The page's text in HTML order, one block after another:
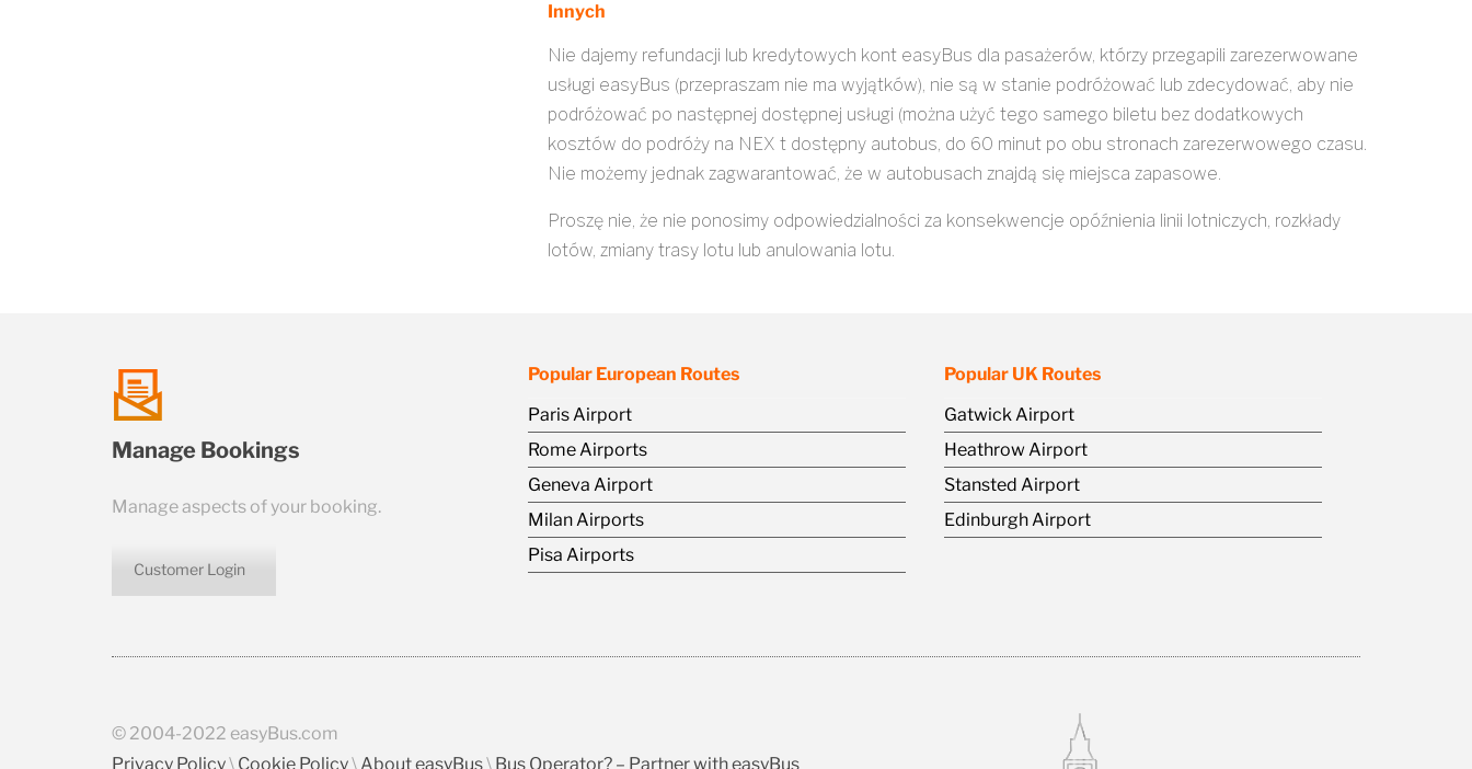
Innych
Nie dajemy refundacji lub kredytowych kont easyBus dla pasażerów, którzy przegapili zarezerwowane
usługi easyBus (przepraszam nie ma wyjątków), nie są w stanie podróżować lub zdecydować, aby nie
podróżować po następnej dostępnej usługi (można użyć tego samego biletu bez dodatkowych
kosztów do podróży na NEX t dostępny autobus, do 60 minut po obu stronach zarezerwowego czasu.
Nie możemy jednak zagwarantować, że w autobusach znajdą się miejsca zapasowe.
Proszę nie, że nie ponosimy odpowiedzialności za konsekwencje opóźnienia linii lotniczych, rozkłady
lotów, zmiany trasy lotu lub anulowania lotu.
us
icon
Manage Bookings
Manage aspects of your booking.
Customer Login
Popular European Routes
Paris Airport
Rome Airports
Geneva Airport
Milan Airports
Pisa Airports
Popular UK Routes
Gatwick Airport
Heathrow Airport
Stansted Airport
Edinburgh Airport
© 2004-2022 easyBus.com
Privacy Policy\ Cookie Policy\ About easyBus\ Bus Operator? – Partner with easyBus